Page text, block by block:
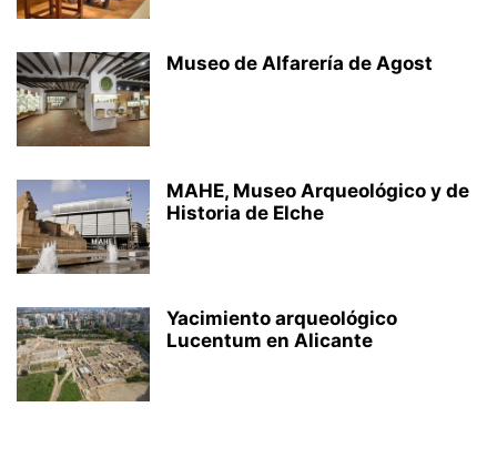
Museo de Alfarería de Agost
MAHE, Museo Arqueológico y de
Historia de Elche
Yacimiento arqueológico
Lucentum en Alicante